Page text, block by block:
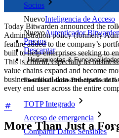
Socios
NuevoInteligencia de Acceso
NuevoAutenticador
Precios
Descargar
Herramientas &
Funcionalidades Principales de
TOTP Integrado
Acceso de emergencia
Compartir Datos Sensibles
Today Bitwarden announced the
Administration policy (formerly
feature added to the company’s
built to help enterprises seeking to
This is critical, especially as
value chains expand and become
business-critical data and assets
every end user across the entire
More Than Just a